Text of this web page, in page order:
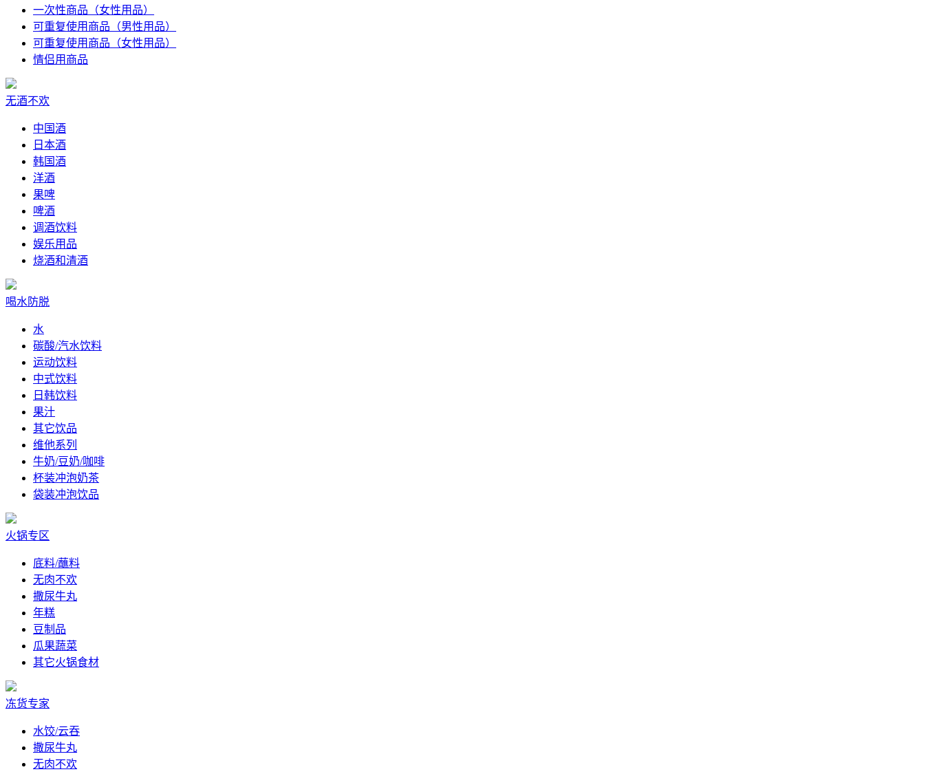
一次性商品（女性用品）
可重复使用商品（男性用品）
可重复使用商品（女性用品）
情侣用商品
无酒不欢
中国酒
日本酒
韩国酒
洋酒
果啤
啤酒
调酒饮料
娱乐用品
烧酒和清酒
喝水防脱
水
碳酸/汽水饮料
运动饮料
中式饮料
日韩饮料
果汁
其它饮品
维他系列
牛奶/豆奶/咖啡
杯装冲泡奶茶
袋装冲泡饮品
火锅专区
底料/蘸料
无肉不欢
撒尿牛丸
年糕
豆制品
瓜果蔬菜
其它火锅食材
冻货专家
水饺/云吞
撒尿牛丸
无肉不欢